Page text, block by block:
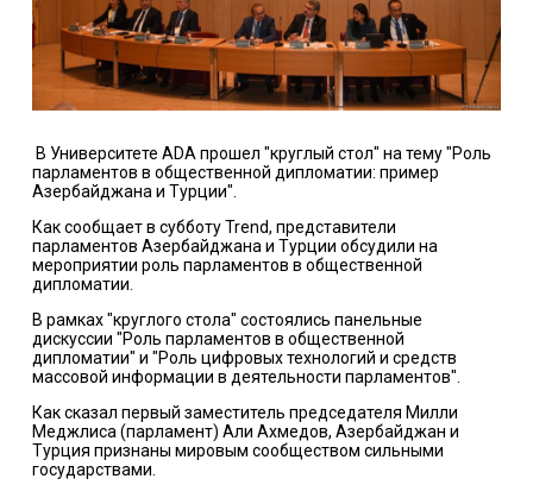
В Университете АDА прошел "круглый стол" на тему "Роль
парламентов в общественной дипломатии: пример
Азербайджана и Турции".
Как сообщает в субботуTrend, представители
парламентов Азербайджана и Турции обсудили на
мероприятии роль парламентов в общественной
дипломатии.
В рамках "круглого стола" состоялись панельные
дискуссии "Роль парламентов в общественной
дипломатии" и "Роль цифровых технологий и средств
массовой информации в деятельности парламентов".
Как сказал первый заместитель председателя Милли
Меджлиса (парламент) Али Ахмедов, Азербайджан и
Турция признаны мировым сообществом сильными
государствами.